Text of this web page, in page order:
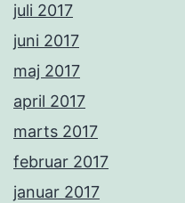
juli 2017
juni 2017
maj 2017
april 2017
marts 2017
februar 2017
januar 2017